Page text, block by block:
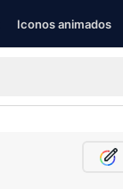
Iconos animados